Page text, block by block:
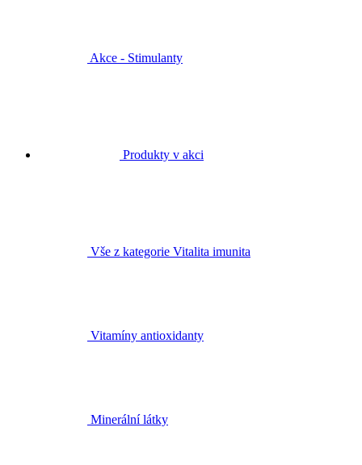
Akce - Stimulanty
Produkty v akci
Vše z kategorie Vitalita imunita
Vitamíny antioxidanty
Minerální látky